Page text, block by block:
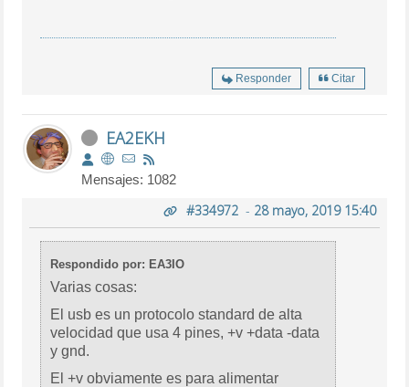
Responder Citar
EA2EKH
Mensajes: 1082
#334972- 28 mayo, 2019 15:40
Respondido por: EA3IO
Varias cosas:
El usb es un protocolo standard de alta
velocidad que usa 4 pines, +v +data -data
y gnd.
El +v obviamente es para alimentar